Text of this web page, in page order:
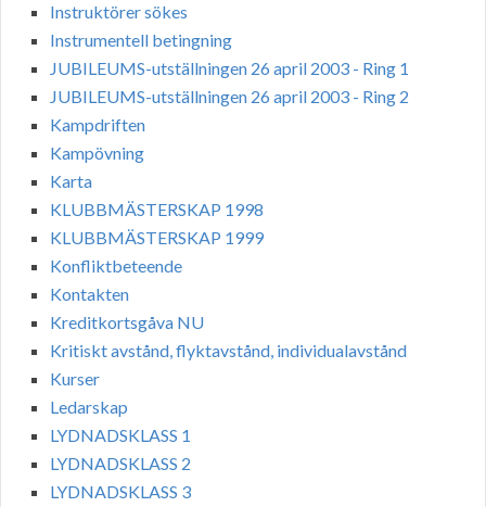
Instruktörer sökes
Instrumentell betingning
JUBILEUMS-utställningen 26 april 2003 - Ring 1
JUBILEUMS-utställningen 26 april 2003 - Ring 2
Kampdriften
Kampövning
Karta
KLUBBMÄSTERSKAP 1998
KLUBBMÄSTERSKAP 1999
Konfliktbeteende
Kontakten
Kreditkortsgåva NU
Kritiskt avstånd, flyktavstånd, individualavstånd
Kurser
Ledarskap
LYDNADSKLASS 1
LYDNADSKLASS 2
LYDNADSKLASS 3